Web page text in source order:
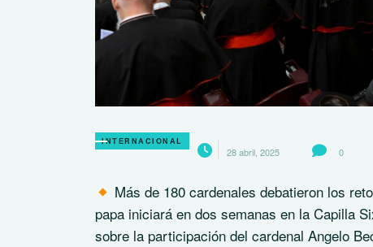
INTERNACIONAL
28 abril, 2025 0
Más de 180 cardenales debatieron los
papa iniciará en dos semanas en la Capilla
sobre la participación del cardenal Angelo